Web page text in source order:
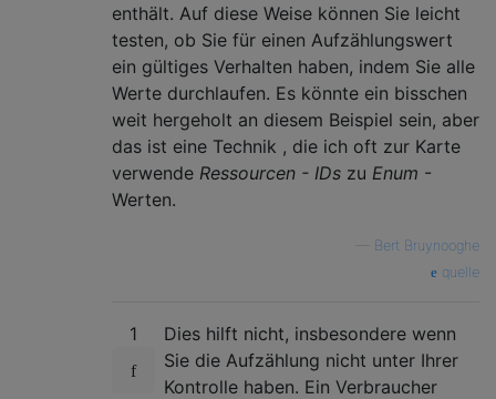
enthält. Auf diese Weise können Sie leicht
testen, ob Sie für einen Aufzählungswert
ein gültiges Verhalten haben, indem Sie alle
Werte durchlaufen. Es könnte ein bisschen
weit hergeholt an diesem Beispiel sein, aber
das ist eine Technik , die ich oft zur Karte
verwende Ressourcen - IDs zu Enum -
Werten.
Bert Bruynooghe
quelle
1
Dies hilft nicht, insbesondere wenn
Sie die Aufzählung nicht unter Ihrer
Kontrolle haben. Ein Verbraucher